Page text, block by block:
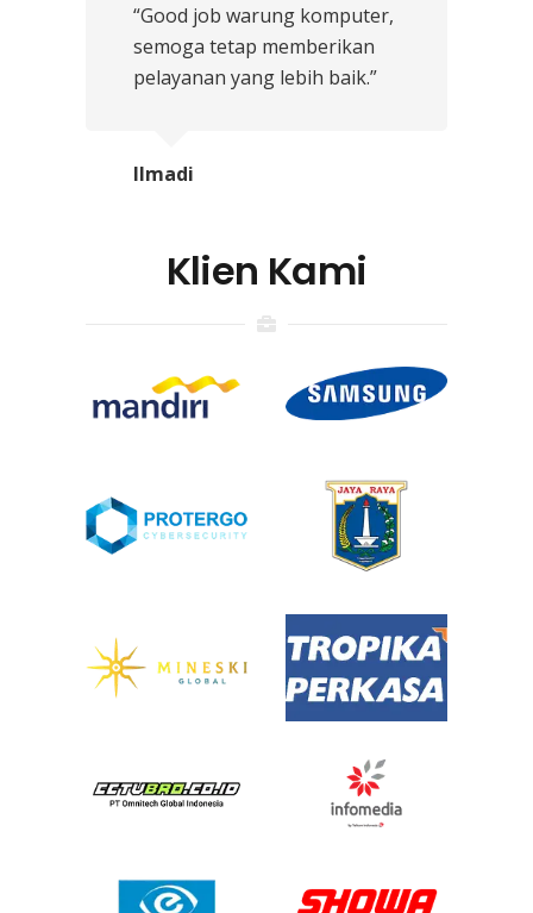
“Good job warung komputer,
semoga tetap memberikan
pelayanan yang lebih baik.”
Ilmadi
Klien Kami